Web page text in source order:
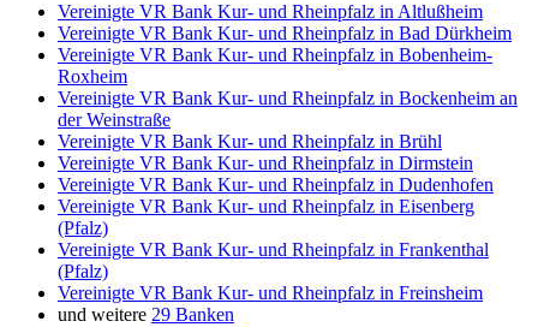
Vereinigte VR Bank Kur- und Rheinpfalz in Altlußheim
Vereinigte VR Bank Kur- und Rheinpfalz in Bad Dürkheim
Vereinigte VR Bank Kur- und Rheinpfalz in Bobenheim-
Roxheim
Vereinigte VR Bank Kur- und Rheinpfalz in Bockenheim an
der Weinstraße
Vereinigte VR Bank Kur- und Rheinpfalz in Brühl
Vereinigte VR Bank Kur- und Rheinpfalz in Dirmstein
Vereinigte VR Bank Kur- und Rheinpfalz in Dudenhofen
Vereinigte VR Bank Kur- und Rheinpfalz in Eisenberg
(Pfalz)
Vereinigte VR Bank Kur- und Rheinpfalz in Frankenthal
(Pfalz)
Vereinigte VR Bank Kur- und Rheinpfalz in Freinsheim
und weitere 29 Banken